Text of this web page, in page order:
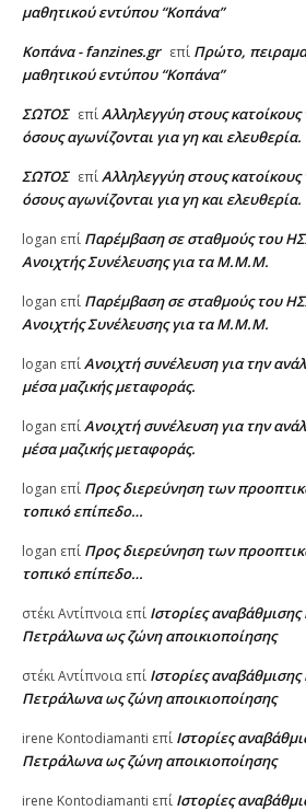
μαθητικού εντύπου “Κοπάνα”
Κοπάνα - fanzines.gr επί Πρώτο,
μαθητικού εντύπου “Κοπάνα”
ΣΩΤΟΣ επίΑλληλεγγύη στους κατοίκους
όσους αγωνίζονται για γη και ελευθερία.
ΣΩΤΟΣ επίΑλληλεγγύη στους κατοίκους
όσους αγωνίζονται για γη και ελευθερία.
logan επί Παρέμβαση σε σταθμούς του
Ανοιχτής Συνέλευσης για τα Μ.Μ.Μ.
logan επί Παρέμβαση σε σταθμούς του
Ανοιχτής Συνέλευσης για τα Μ.Μ.Μ.
logan επίΑνοιχτή συνέλευση για την
μέσα μαζικής μεταφοράς.
logan επίΑνοιχτή συνέλευση για την
μέσα μαζικής μεταφοράς.
logan επί Προς διερεύνηση των
τοπικό επίπεδο…
logan επί Προς διερεύνηση των
τοπικό επίπεδο…
στέκι Αντίπνοια επί Ιστορίες
Πετράλωνα ως ζώνη αποικιοποίησης
στέκι Αντίπνοια επί Ιστορίες
Πετράλωνα ως ζώνη αποικιοποίησης
irene Kontodiamanti επί Ιστορίες
Πετράλωνα ως ζώνη αποικιοποίησης
irene Kontodiamanti επί Ιστορίες